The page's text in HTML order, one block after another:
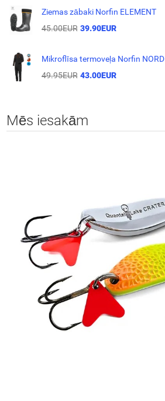
Ziemas zābaki Norfin ELEMENT
45.00EUR 39.90EUR
Mikroflīsa termoveļa Norfin NORD
49.95EUR 43.00EUR
Mēs iesakām